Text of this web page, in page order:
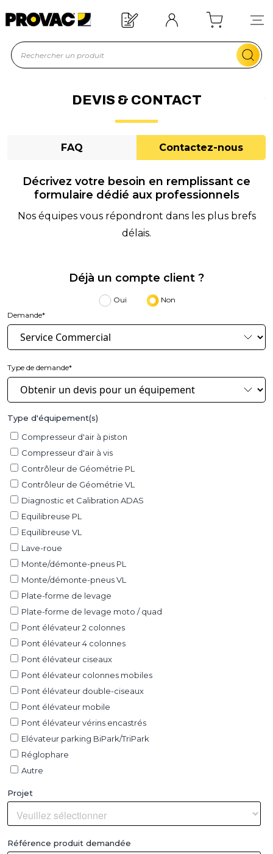
équipement ? Devis rapide !
DEVIS & CONTACT
FAQ Contactez-nous
Décrivez votre besoin en remplissant ce
formulaire dédié aux professionnels
Nos équipes vous répondront dans les plus brefs
délais.
Déjà un compte client ?
Oui
Non
Demande*
Type de demande*